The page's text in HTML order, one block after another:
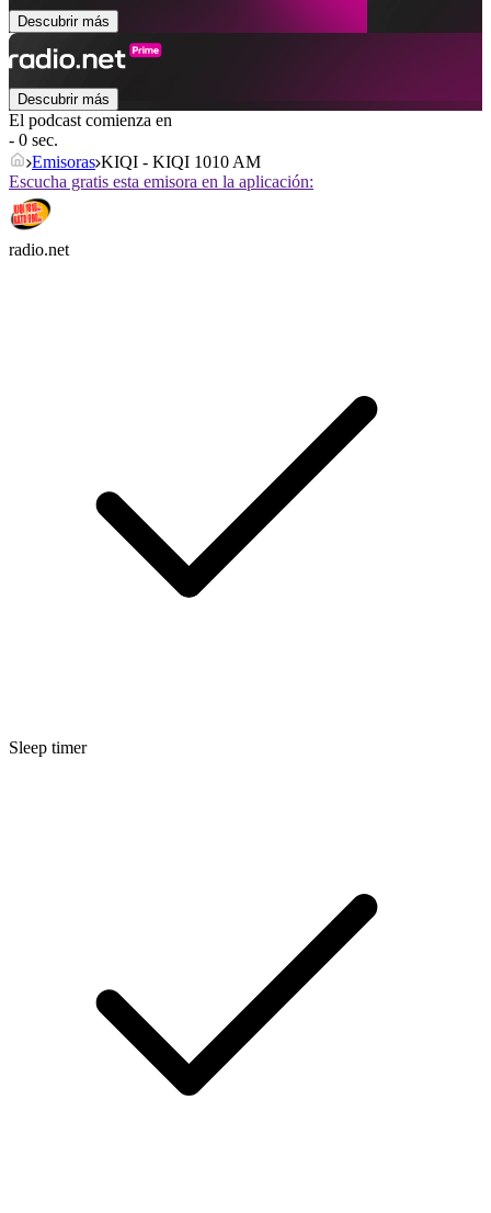
Descubrir más
Descubrir más
El podcast comienza en
- 0 sec.
Emisoras KIQI - KIQI 1010 AM
Escucha gratis esta emisora en la aplicación:
radio.net
Sleep timer